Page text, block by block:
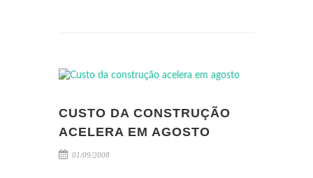
CUSTO DA CONSTRUÇÃO
ACELERA EM AGOSTO
01/09/2008